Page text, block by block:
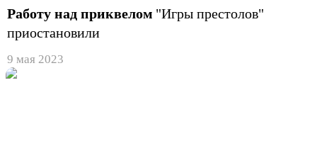
Работу над приквелом "Игры престолов"
приостановили
9 мая 2023